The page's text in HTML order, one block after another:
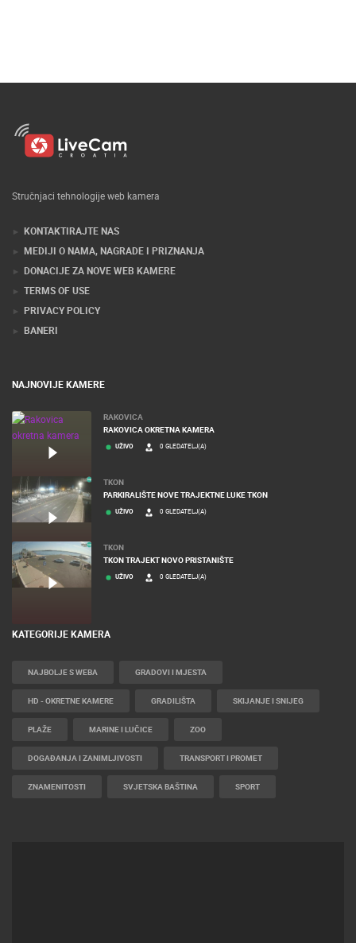
Stručnjaci tehnologije web kamera
KONTAKTIRAJTE NAS
MEDIJI O NAMA, NAGRADE I PRIZNANJA
DONACIJE ZA NOVE WEB KAMERE
TERMS OF USE
PRIVACY POLICY
BANERI
NAJNOVIJE KAMERE
RAKOVICA
RAKOVICA OKRETNA KAMERA
UŽIVO 0 GLEDATELJ(A)
TKON
PARKIRALIŠTE NOVE TRAJEKTNE LUKE TKON
UŽIVO 0 GLEDATELJ(A)
TKON
TKON TRAJEKT NOVO PRISTANIŠTE
UŽIVO 0 GLEDATELJ(A)
KATEGORIJE KAMERA
NAJBOLJE S WEBA GRADOVI I MJESTA
HD - OKRETNE KAMERE GRADILIŠTA SKIJANJE I SNIJEG
PLAŽE MARINE I LUČICE ZOO
DOGAĐANJA I ZANIMLJIVOSTI TRANSPORT I PROMET
ZNAMENITOSTI SVJETSKA BAŠTINA SPORT